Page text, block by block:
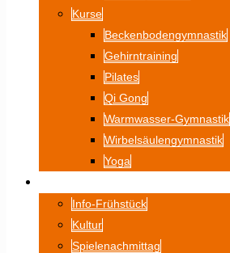
Kurse
Beckenbodengymnastik
Gehirntraining
Pilates
Qi Gong
Warmwasser-Gymnastik
Wirbelsäulengymnastik
Yoga
Info-Frühstück
Kultur
Spielenachmittag